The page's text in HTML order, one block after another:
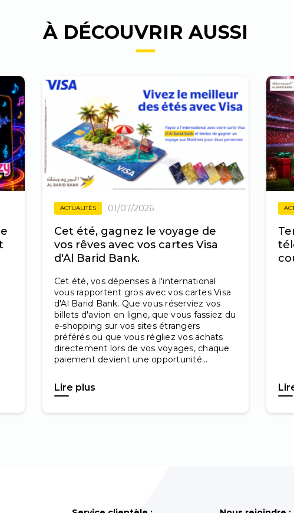
À DÉCOUVRIR AUSSI
ACTUALITÉS 01/07/2026
Cet été, gagnez le voyage de
vos rêves avec vos cartes Visa
d'Al Barid Bank.
Cet été, vos dépenses à l'international
vous rapportent gros avec vos cartes Visa
d'Al Barid Bank. Que vous réserviez vos
billets d'avion en ligne, que vous fassiez du
e-shopping sur vos sites étrangers
préférés ou que vous régliez vos achats
directement lors de vos voyages, chaque
paiement devient une opportunité...
Lire plus